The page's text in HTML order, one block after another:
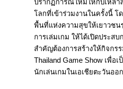
โลกที่เข้าร่วมงานในครั้งนี้ โ
พื้นที่แห่งความสุขให้เยาวช
การเล่มเกม ให้ได้เปิดประส
สำคัญต้องการสร้างให้กิจกร
Thailand Game Show เพื่อ
นักเล่นเกมในเอเชียตะวันออ